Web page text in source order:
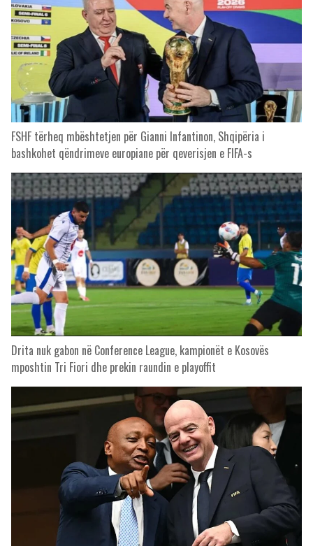
FSHF tërheq mbështetjen për Gianni Infantinon, Shqipëria i
bashkohet qëndrimeve europiane për qeverisjen e FIFA-s
Drita nuk gabon në Conference League, kampionët e Kosovës
mposhtin Tri Fiori dhe prekin raundin e playoffit